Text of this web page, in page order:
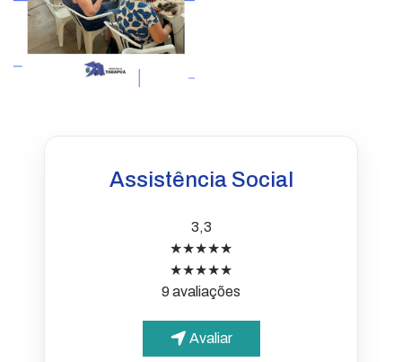
Assistência Social
3,3
★★★★★
★★★★★
9 avaliações
Avaliar